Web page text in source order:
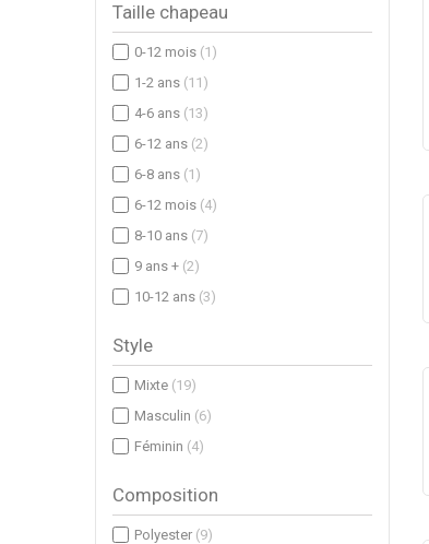
Taille chapeau
0-12 mois (1)
1-2 ans (11)
4-6 ans (13)
6-12 ans (2)
6-8 ans (1)
6-12 mois (4)
8-10 ans (7)
9 ans + (2)
10-12 ans (3)
Style
Mixte (19)
Masculin (6)
Féminin (4)
Composition
Polyester (9)